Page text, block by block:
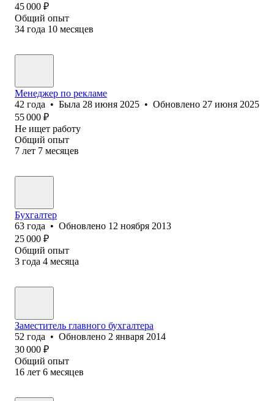
45 000 ₽
Общий опыт
34 года 10 месяцев
Менеджер по рекламе
42 года • Была 28 июня 2025 • Обновлено 27 июня 2025
55 000 ₽
Не ищет работу
Общий опыт
7 лет 7 месяцев
Бухгалтер
63 года • Обновлено 12 ноября 2013
25 000 ₽
Общий опыт
3 года 4 месяца
Заместитель главного бухгалтера
52 года • Обновлено 2 января 2014
30 000 ₽
Общий опыт
16 лет 6 месяцев